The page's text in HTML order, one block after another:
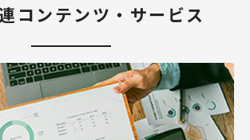
コンテンツ・サービス